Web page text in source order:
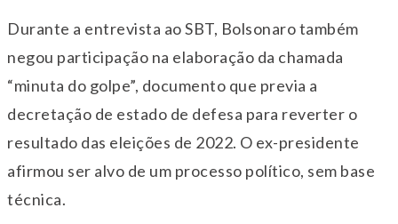
Durante a entrevista ao SBT, Bolsonaro também
negou participação na elaboração da chamada
“minuta do golpe”, documento que previa a
decretação de estado de defesa para reverter o
resultado das eleições de 2022. O ex-presidente
afirmou ser alvo de um processo político, sem base
técnica.